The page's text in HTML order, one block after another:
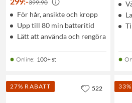
399:90
För hår, ansikte och kropp
Upp till 80 min batteritid
Lätt att använda och rengöra
Online: 100+ st
27% RABATT 522